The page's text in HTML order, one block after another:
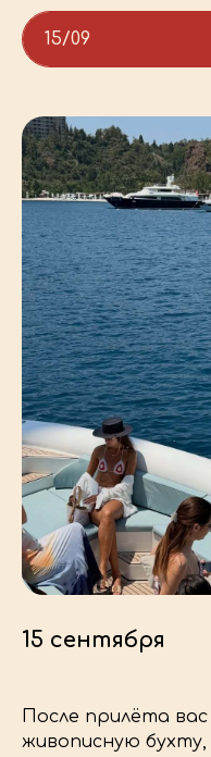
15 сентября
После прилёта
живописную